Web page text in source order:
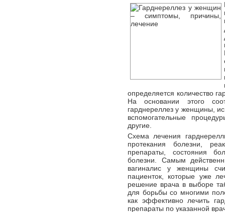
определяется количество
На основании этого
гарднереллез у женщины,
вспомогательные
другие.
Схема лечения
протекания болезни,
препараты, состояния
болезни. Самым
вагиналис у женщины
пациенток, которые уже
решение врача в выборе
для борьбы со многими
как эффективно лечить
препараты по указанной